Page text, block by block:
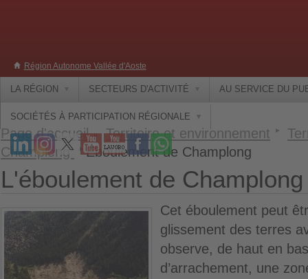
Région Autonome Vallée d'Aoste
LA RÉGION SECTEURS D'ACTIVITÉ AU SERVICE DU
SOCIÉTÉS À PARTICIPATION RÉGIONALE
Page d'accueil Territoire et environnement
Champlong
Éboulement de Champlong
L'éboulement de Champlong
Cet éboulement peut
glissement des terres
observe, de haut en
d’arrachement, une